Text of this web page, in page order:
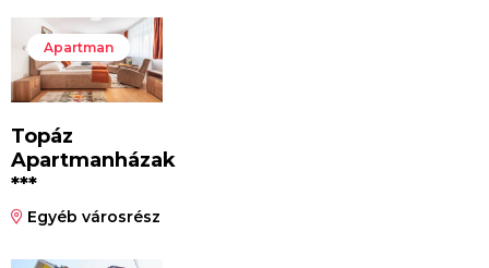
Apartman
Topáz
Apartmanházak
***
Egyéb városrész